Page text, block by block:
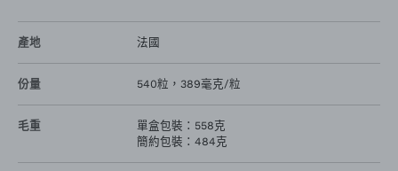
產地 法國
份量 540粒，389毫克/粒
毛重
單盒包裝：558克
簡約包裝：484克